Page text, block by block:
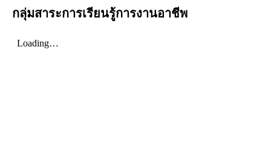
กลุ่มสาระการเรียนรู้การงานอาชีพ